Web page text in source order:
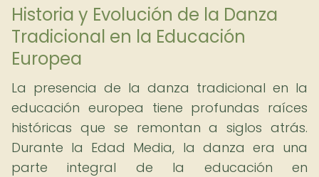
Historia y Evolución de la Danza
Tradicional en la Educación
Europea
La presencia de la danza tradicional en la
educación europea tiene profundas raíces
históricas que se remontan a siglos atrás.
Durante la Edad Media, la danza era una
parte integral de la educación en